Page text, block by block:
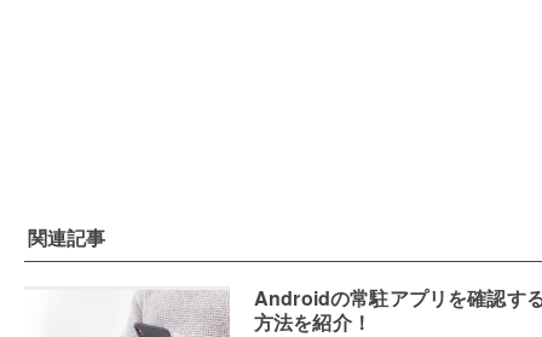
関連記事
Androidの常駐アプリを確認す
方法を紹介！